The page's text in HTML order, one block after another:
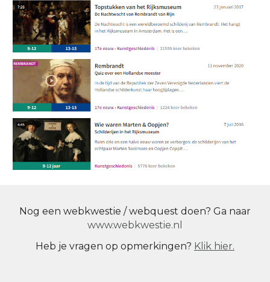
Nog een webkwestie / webquest doen? Ga naar
www.webkwestie.nl
Heb je vragen op opmerkingen? Klik hier.